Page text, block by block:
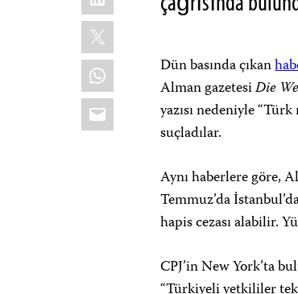
X
WhatsApp
Email
Dün basında çıkan
Alman gazetesiDie
yazısı nedeniyle
suçladılar.
Aynı haberlere göre,
Temmuz’da
hapis cezası alabilir.
CPJ’in New York’ta